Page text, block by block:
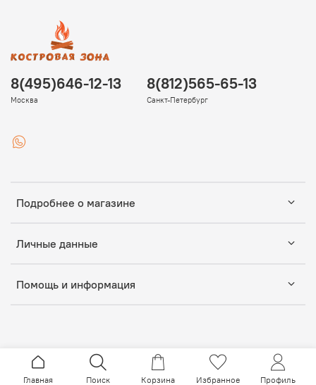
Подробнее о магазине
Личные данные
Помощь и информация
8(495)646-12-13
Москва
8(812)565-65-13
Санкт-Петербург
Главная Поиск Корзина Избранное Профиль